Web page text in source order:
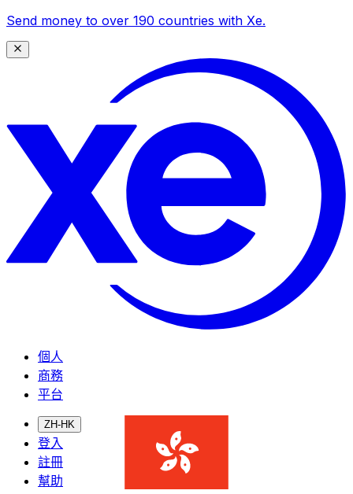
Send money to over 190 countries with Xe.
個人
商務
平台
ZH-HK
登入
註冊
幫助